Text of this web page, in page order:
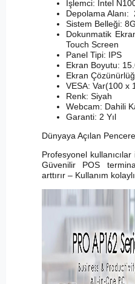
İşlemci: Intel
Depolama Alanı:
Sistem Belleği:
Dokunmatik
Touch Screen
Panel Tipi: IPS
Ekran Boyutu:
Ekran
VESA: Var(100 x
Renk: Siyah
Webcam: Dahili
Garanti: 2 Yıl
Dünyaya Açılan
Profesyonel
Güvenilir POS
arttırır – Kullanım